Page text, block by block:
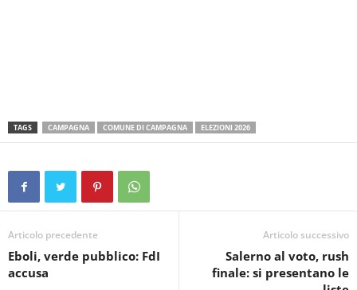
TAGS CAMPAGNA COMUNE DI CAMPAGNA ELEZIONI 2026
Articolo precedente
Eboli, verde pubblico: FdI
accusa
Articolo successivo
Salerno al voto, rush
finale: si presentano le